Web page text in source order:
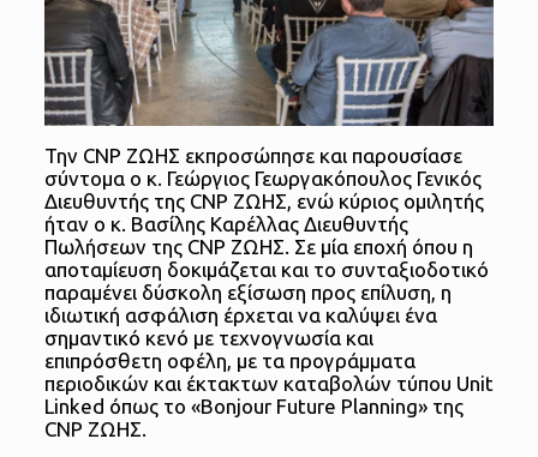
Την CNP ΖΩΗΣ εκπροσώπησε και παρουσίασε
σύντομα ο κ. Γεώργιος Γεωργακόπουλος Γενικός
Διευθυντής της CNP ΖΩΗΣ, ενώ κύριος ομιλητής
ήταν ο κ. Βασίλης Καρέλλας Διευθυντής
Πωλήσεων της CNP ΖΩΗΣ. Σε μία εποχή όπου η
αποταμίευση δοκιμάζεται και το συνταξιοδοτικό
παραμένει δύσκολη εξίσωση προς επίλυση, η
ιδιωτική ασφάλιση έρχεται να καλύψει ένα
σημαντικό κενό με τεχνογνωσία και
επιπρόσθετη οφέλη, με τα προγράμματα
περιοδικών και έκτακτων καταβολών τύπου Unit
Linked όπως το «Bonjour Future Planning» της
CNP ΖΩΗΣ.